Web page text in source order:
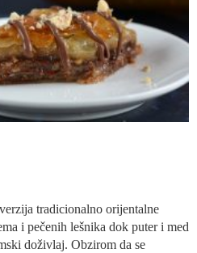
tradicionalno orijentalne
i pečenih lešnika dok puter i med
doživlaj. Obzirom da se